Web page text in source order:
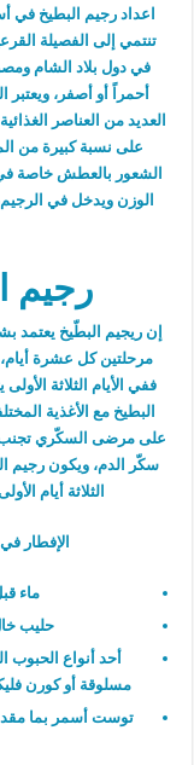
اعداد رجيم البطيخ في
تنتمي إلى الفصيلة
في دول بلاد الشام
أحمراً أو أصفر،
العديد من العناصر
على نسبة كبيرة من
الشعور بالعطش خاصة
الوزن ويدخل في
رجيم
إن ريجيم البطّيخ يعتمد
مرحلتين كل عشرة
ففي الأيام الثلاثة
البطيخ مع الأغذية
على مرضى السكّري تجنب
سكّر الدم، ويكون رجيم
الثلاثة أيام
الإفطار في
ماء
حليب
أحد أنواع
مسلوقة أو كورن
توست أسمر بما